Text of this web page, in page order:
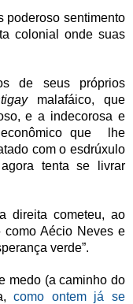
poderoso sentimento
colonial onde suas
de seus próprios
malafáico, que
e a indecorosa e
econômico que lhe
com o esdrúxulo
tenta se livrar
direita cometeu, ao
Aécio Neves e
verde”.
medo (a caminho do
como ontem já se